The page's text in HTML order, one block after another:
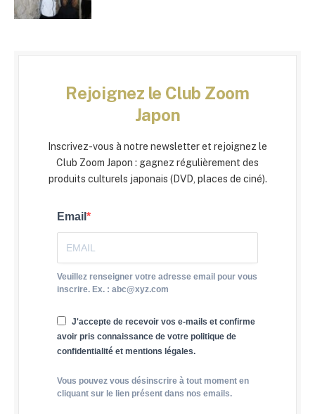
Rejoignez le Club Zoom
Japon
Inscrivez-vous à notre newsletter et rejoignez le
Club Zoom Japon : gagnez régulièrement des
produits culturels japonais (DVD, places de ciné).
Email
Veuillez renseigner votre adresse email pour vous
inscrire. Ex. : abc@xyz.com
J'accepte de recevoir vos e-mails et confirme
avoir pris connaissance de votre politique de
confidentialité et mentions légales.
Vous pouvez vous désinscrire à tout moment en
cliquant sur le lien présent dans nos emails.